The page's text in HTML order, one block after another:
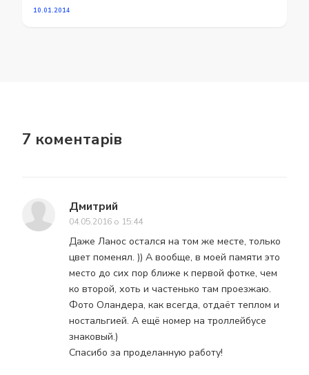
10.01.2014
7 коментарів
Дмитрий
04.05.2016 о 15:44
Даже Ланос остался на том же месте, только
цвет поменял. )) А вообще, в моей памяти это
место до сих пор ближе к первой фотке, чем
ко второй, хоть и частенько там проезжаю.
Фото Оландера, как всегда, отдаёт теплом и
ностальгией. А ещё номер на троллейбусе
знаковый.)
Спасибо за проделанную работу!